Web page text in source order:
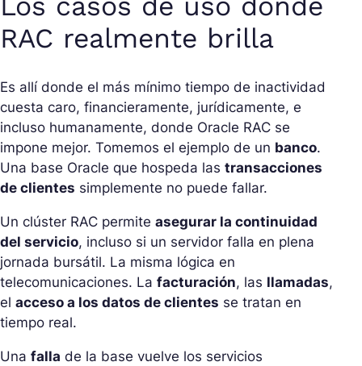
RAC realmente brilla
Es allí donde el más mínimo tiempo de inactividad
cuesta caro, financieramente, jurídicamente, e
incluso humanamente, donde Oracle RAC se
impone mejor. Tomemos el ejemplo de un banco.
Una base Oracle que hospeda las transacciones
de clientes simplemente no puede fallar.
Un clúster RAC permite asegurar la continuidad
del servicio, incluso si un servidor falla en plena
jornada bursátil. La misma lógica en
telecomunicaciones. La facturación, las llamadas,
el acceso a los datos de clientes se tratan en
tiempo real.
Una falla de la base vuelve los servicios